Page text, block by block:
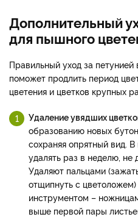
Дополнительный
для пышного
Правильный уход за петунией
поможет продлить период
цветения и цветков крупных
Удаление увядших
образованию новых
сохраняя опрятный вид.
удалять раз в неделю, не
Удаляют пальцами
отщипнуть с
инструментом –
выше первой пары